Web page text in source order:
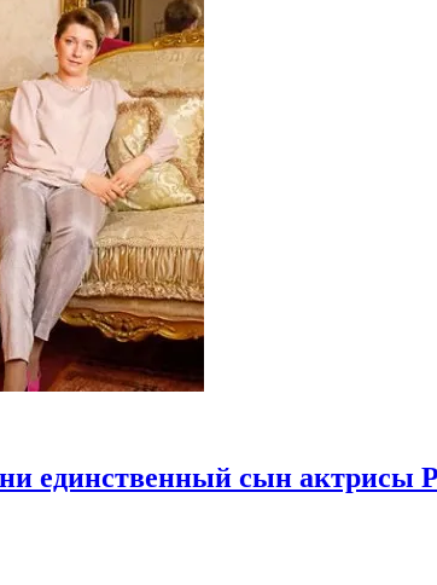
единственный сын актрисы